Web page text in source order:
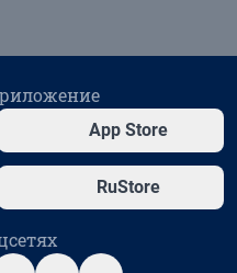
App Store
RuStore